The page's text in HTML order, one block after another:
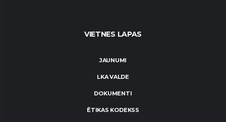
VIETNES LAPAS
JAUNUMI
LKA VALDE
DOKUMENTI
ĒTIKAS KODEKSS